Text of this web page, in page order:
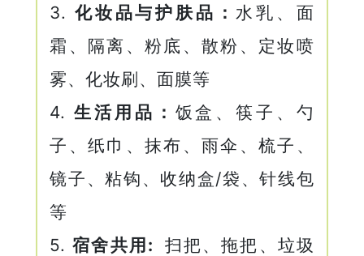
3.化妆品与护肤品： 水乳、面
霜、隔离、粉底、散粉、定妆喷
雾、化妆刷、面膜等
4.生活用品： 饭盒、筷子、勺
子、 纸巾、抹布、雨伞、梳子、
镜子、粘钩、收纳盒/袋、针线包
等
5.宿舍共用:扫把、拖把、垃圾